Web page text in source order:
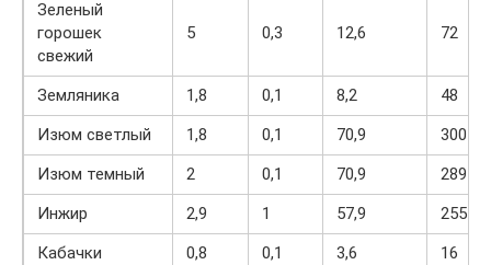
Зеленый
горошек
свежий
5 0,3 12,6 72
Земляника 1,8 0,1 8,2
48
Изюм светлый
1,8 0,1 70,9
300
Изюм темный
2 0,1 70,9
289
Инжир
2,9 1 57,9
255
Кабачки
0,8 0,1 3,6
16